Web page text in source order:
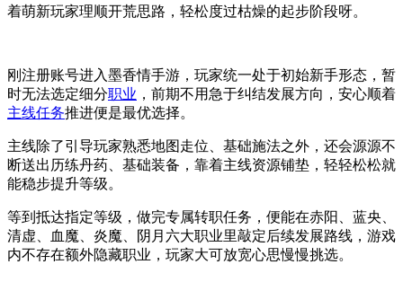
着萌新玩家理顺开荒思路，轻松度过枯燥的起步阶段呀。
刚注册账号进入墨香情手游，玩家统一处于初始新手形态，暂
时无法选定细分职业 ，前期不用急于纠结发展方向，安心顺着
主线任务推进便是最优选择。
主线除了引导玩家熟悉地图走位、基础施法之外，还会源源不
断送出历练丹药、基础装备，靠着主线资源铺垫，轻轻松松就
能稳步提升等级。
等到抵达指定等级，做完专属转职任务，便能在赤阳、蓝央、
清虚、血魔、炎魔、阴月六大职业里敲定后续发展路线，游戏
内不存在额外隐藏职业，玩家大可放宽心思慢慢挑选。